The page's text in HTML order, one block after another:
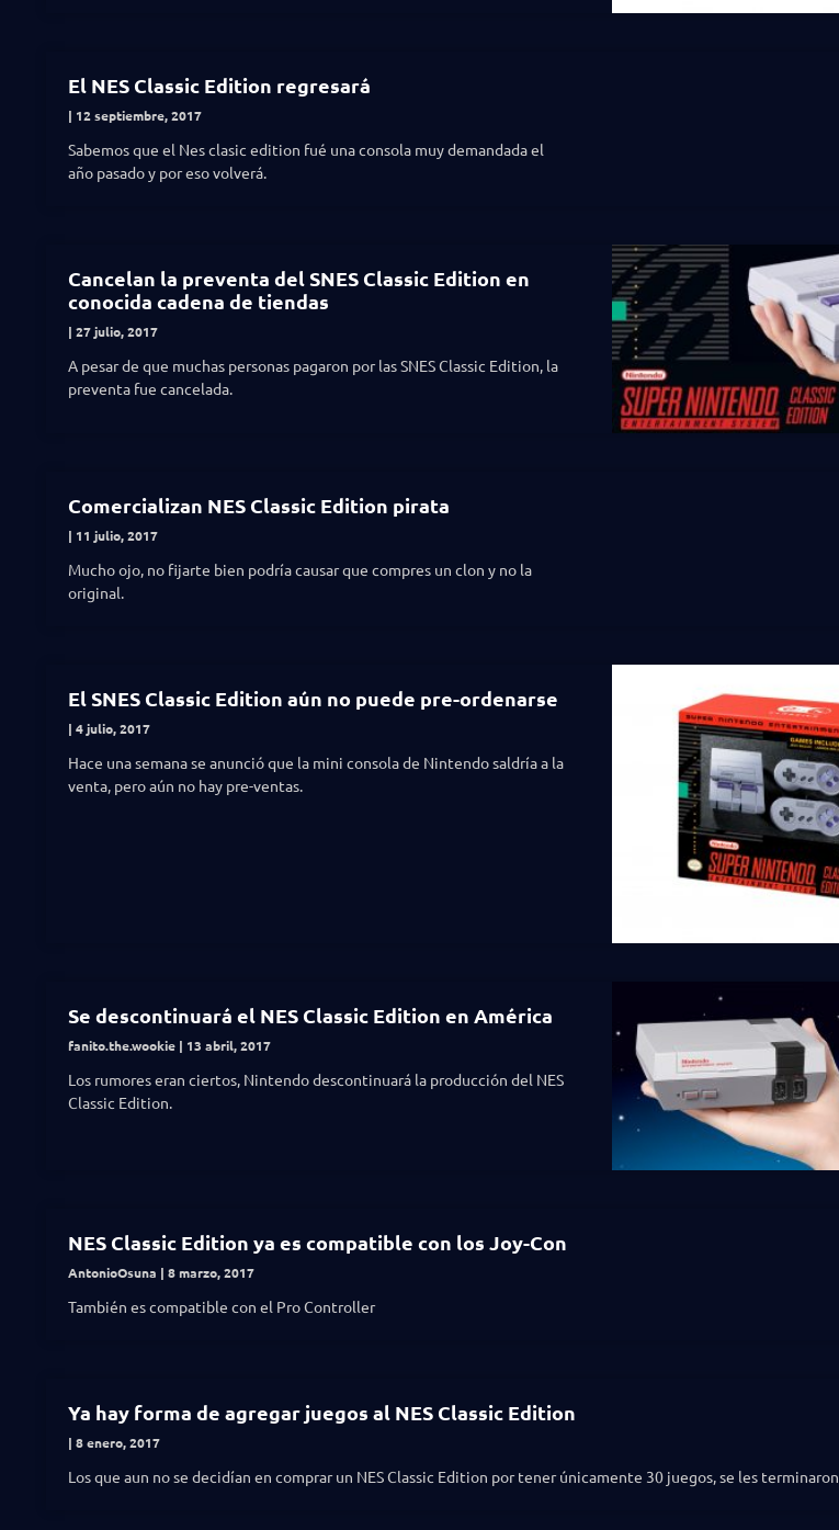
El NES Classic Edition regresará
12 septiembre, 2017
Sabemos que el Nes clasic edition fué una consola muy demandada el
año pasado y por eso volverá.
Cancelan la preventa del SNES Classic Edition en
conocida cadena de tiendas
27 julio, 2017
A pesar de que muchas personas pagaron por las SNES Classic Edition, la
preventa fue cancelada.
Comercializan NES Classic Edition pirata
11 julio, 2017
Mucho ojo, no fijarte bien podría causar que compres un clon y no la
original.
El SNES Classic Edition aún no puede pre-ordenarse
4 julio, 2017
Hace una semana se anunció que la mini consola de Nintendo saldría a la
venta, pero aún no hay pre-ventas.
Se descontinuará el NES Classic Edition en América
fanito.the.wookie 13 abril, 2017
Los rumores eran ciertos, Nintendo descontinuará la producción del NES
Classic Edition.
NES Classic Edition ya es compatible con los Joy-Con
AntonioOsuna 8 marzo, 2017
También es compatible con el Pro Controller
Ya hay forma de agregar juegos al NES Classic Edition
8 enero, 2017
Los que aun no se decidían en comprar un NES Classic Edition por tener únicamente 30 juegos, se les terminaron